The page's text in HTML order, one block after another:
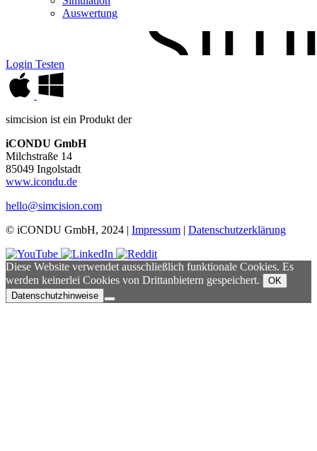
Auswertung
Login Testen
simcision ist ein Produkt der
iCONDU GmbH
Milchstraße 14
85049 Ingolstadt
www.icondu.de
hello@simcision.com
© iCONDU GmbH, 2024 | Impressum | Datenschutzerklärung
Diese Website verwendet ausschließlich funktionale Cookies. Es
werden keinerlei Cookies von Drittanbietern gespeichert.
OK
Datenschutzhinweise